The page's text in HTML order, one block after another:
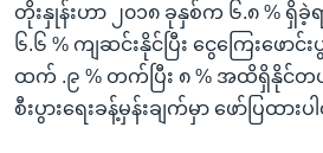
တိုးနှုန်းဟာ ၂၀၁၈ ခုနှစ်က ၆.၈ % ရှိ
၆.၆ % ကျဆင်းနိုင်ပြီး ငွေကြေးဖေ
ထက် .၉ % တက်ပြီး ၈ % အထိရှိနိုင်တ
စီးပွားရေးခန့်မှန်းချက်မှာ ဖော်ပြထား